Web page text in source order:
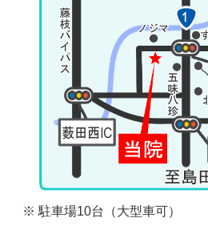
※ 駐車場10台（大型車可）